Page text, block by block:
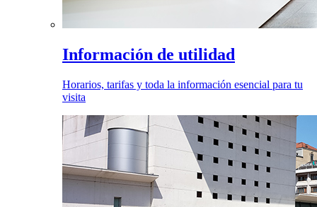
Información de utilidad
Horarios, tarifas y toda la información esencial para tu
visita